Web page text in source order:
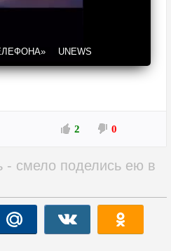
UNEWS
2 0
- смело поделись ею в